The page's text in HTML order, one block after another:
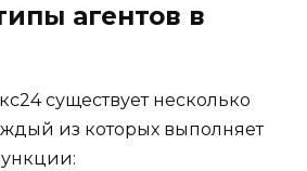
агентов в
существует несколько
из которых выполняет